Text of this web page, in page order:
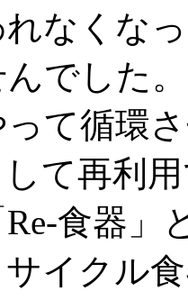
なくな
でした。
て循環
て再利
食器」
イクル